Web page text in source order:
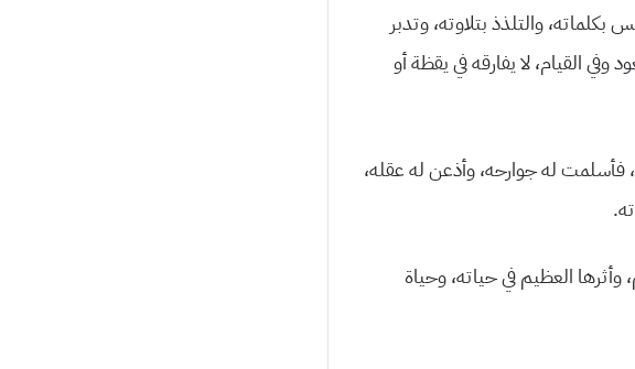
والتلذذ بتلاوته، وتدبر
وفي القيام، لا يفارقه في يقظة أو
فأسلمت له جوارحه، وأذعن له عقله،
وأثرها العظيم في حياته، وحياة